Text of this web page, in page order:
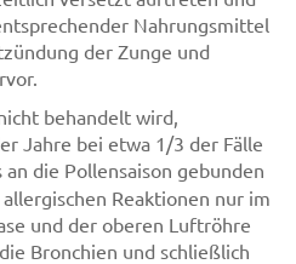
Nahrungsmittel
der Zunge und
behandelt wird,
Jahre bei etwa 1/3 der Fälle
an die Pollensaison gebunden
Reaktionen nur im
und der oberen Luftröhre
Bronchien und schließlich